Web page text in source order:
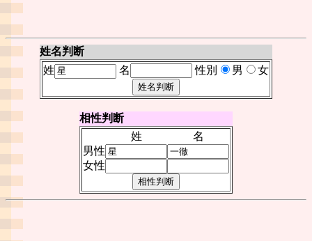
姓名判断
姓
名 性別 男 女
相性判断
姓
名
男性
女性